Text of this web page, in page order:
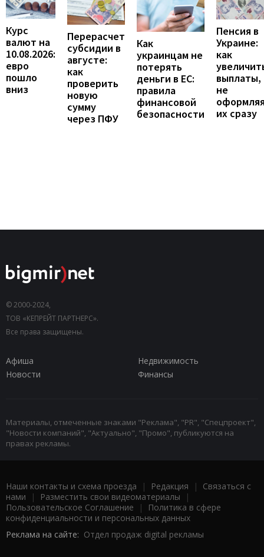
Курс
валют на
10.08.2026:
евро
пошло
вниз
Перерасчет
субсидии в
августе:
как
проверить
новую
сумму
через ПФУ
Как
украинцам не
потерять
деньги в ЕС:
правила
финансовой
безопасности
Пенсия в
Украине:
как
выплаты,
не
их сразу
© 2000-2024,
ТОВ «КЕПРЕЙТ ПАРТНЕРС».
Все права защищены.
Афиша
Недвижимость
Новости
Финансы
Материалы, отмеченные знаками "Реклама", "PR", "Спецпроект",
"Новости компаний", "Актуально", "Промо", публикуются на
правах рекламы.
Наши контакты и схема проезда | Редакция | Связаться с
нами | Разместить свои видеоматериалы |
Пользовательское Соглашение |
Политика в сфере
конфиденциальности и персональных данных
Реклама на сайте: Отдел продаж digital рекламы